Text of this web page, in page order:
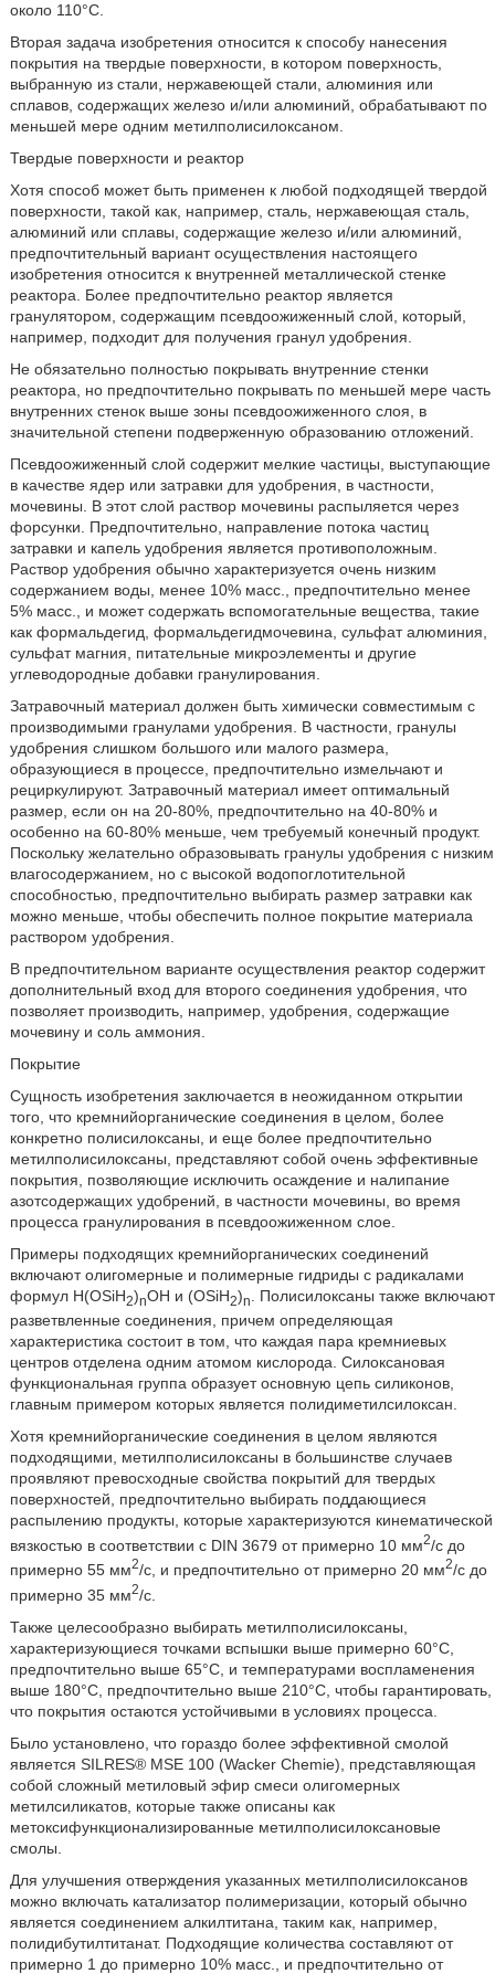
около 110°С.
Вторая задача изобретения относится к способу нанесения
покрытия на твердые поверхности, в котором поверхность,
выбранную из стали, нержавеющей стали, алюминия или
сплавов, содержащих железо и/или алюминий, обрабатывают по
меньшей мере одним метилполисилоксаном.
Твердые поверхности и реактор
Хотя способ может быть применен к любой подходящей твердой
поверхности, такой как, например, сталь, нержавеющая сталь,
алюминий или сплавы, содержащие железо и/или алюминий,
предпочтительный вариант осуществления настоящего
изобретения относится к внутренней металлической стенке
реактора. Более предпочтительно реактор является
гранулятором, содержащим псевдоожиженный слой, который,
например, подходит для получения гранул удобрения.
Не обязательно полностью покрывать внутренние стенки
реактора, но предпочтительно покрывать по меньшей мере часть
внутренних стенок выше зоны псевдоожиженного слоя, в
значительной степени подверженную образованию отложений.
Псевдоожиженный слой содержит мелкие частицы, выступающие
в качестве ядер или затравки для удобрения, в частности,
мочевины. В этот слой раствор мочевины распыляется через
форсунки. Предпочтительно, направление потока частиц
затравки и капель удобрения является противоположным.
Раствор удобрения обычно характеризуется очень низким
содержанием воды, менее 10% масс., предпочтительно менее
5% масс., и может содержать вспомогательные вещества, такие
как формальдегид, формальдегидмочевина, сульфат алюминия,
сульфат магния, питательные микроэлементы и другие
углеводородные добавки гранулирования.
Затравочный материал должен быть химически совместимым с
производимыми гранулами удобрения. В частности, гранулы
удобрения слишком большого или малого размера,
образующиеся в процессе, предпочтительно измельчают и
рециркулируют. Затравочный материал имеет оптимальный
размер, если он на 20-80%, предпочтительно на 40-80% и
особенно на 60-80% меньше, чем требуемый конечный продукт.
Поскольку желательно образовывать гранулы удобрения с низким
влагосодержанием, но с высокой водопоглотительной
способностью, предпочтительно выбирать размер затравки как
можно меньше, чтобы обеспечить полное покрытие материала
раствором удобрения.
В предпочтительном варианте осуществления реактор содержит
дополнительный вход для второго соединения удобрения, что
позволяет производить, например, удобрения, содержащие
мочевину и соль аммония.
Покрытие
Сущность изобретения заключается в неожиданном открытии
того, что кремнийорганические соединения в целом, более
конкретно полисилоксаны, и еще более предпочтительно
метилполисилоксаны, представляют собой очень эффективные
покрытия, позволяющие исключить осаждение и налипание
азотсодержащих удобрений, в частности мочевины, во время
процесса гранулирования в псевдоожиженном слое.
Примеры подходящих кремнийорганических соединений
включают олигомерные и полимерные гидриды с радикалами
формул H(OSiH2)nOH и (OSiH2)n
. Полисилоксаны также включают
разветвленные соединения, причем определяющая
характеристика состоит в том, что каждая пара кремниевых
центров отделена одним атомом кислорода. Силоксановая
функциональная группа образует основную цепь силиконов,
главным примером которых является полидиметилсилоксан.
Хотя кремнийорганические соединения в целом являются
подходящими, метилполисилоксаны в большинстве случаев
проявляют превосходные свойства покрытий для твердых
поверхностей, предпочтительно выбирать поддающиеся
распылению продукты, которые характеризуются кинематической
вязкостью в соответствии с DIN 3679 от примерно 10 мм2/с до
примерно 55 мм2/с, и предпочтительно от примерно 20 мм2/с до
примерно 35 мм2/с.
Также целесообразно выбирать метилполисилоксаны,
характеризующиеся точками вспышки выше примерно 60°С,
предпочтительно выше 65°С, и температурами воспламенения
выше 180°С, предпочтительно выше 210°С, чтобы гарантировать,
что покрытия остаются устойчивыми в условиях процесса.
Было установлено, что гораздо более эффективной смолой
является SILRES® MSE 100 (Wacker Chemie), представляющая
собой сложный метиловый эфир смеси олигомерных
метилсиликатов, которые также описаны как
метоксифункционализированные метилполисилоксановые
смолы.
Для улучшения отверждения указанных метилполисилоксанов
можно включать катализатор полимеризации, который обычно
является соединением алкилтитана, таким как, например,
полидибутилтитанат. Подходящие количества составляют от
примерно 1 до примерно 10% масс., и предпочтительно от